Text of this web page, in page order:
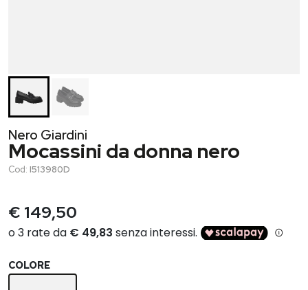
Nero Giardini
Mocassini da donna nero
Cod: I513980D
€ 149,50
COLORE